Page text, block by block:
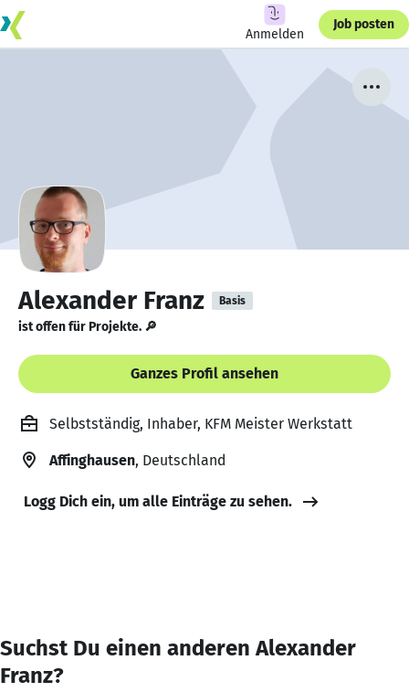
Anmelden
Job posten
Alexander Franz Basis
ist offen für Projekte. 🔎
Ganzes Profil ansehen
Selbstständig, Inhaber, KFM Meister Werkstatt
Affinghausen, Deutschland
Logg Dich ein, um alle Einträge zu sehen.
Suchst Du einen anderen Alexander
Franz?